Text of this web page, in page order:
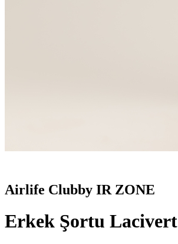
Airlife Clubby IR ZONE
Erkek Şortu Lacivert